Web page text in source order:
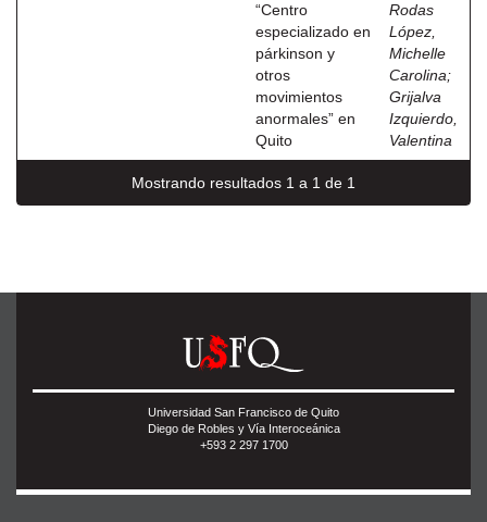
“Centro
especializado en
párkinson y
otros
movimientos
anormales” en
Quito
Rodas
López,
Michelle
Carolina;
Grijalva
Izquierdo,
Valentina
Mostrando resultados 1 a 1 de 1
Universidad San Francisco de Quito
Diego de Robles y Vía Interoceánica
+593 2 297 1700